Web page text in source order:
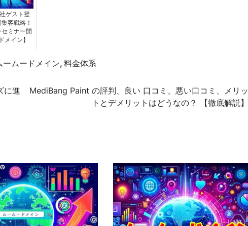
ゲスト登
客戦略！
ミナー開
メイン】
ームードメイン, 料金体系
に進
MediBang Paint の評判、良い 口コミ、悪い口コミ、メリッ
トとデメリットはどうなの？ 【徹底解説】